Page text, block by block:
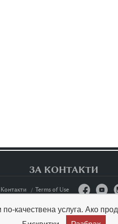
ЗА КОНТАКТИ
Контакти Terms of Use  
качествена услуга. Ако